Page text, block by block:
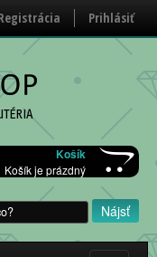
Prihlásiť
Košík
Košík je prázdný